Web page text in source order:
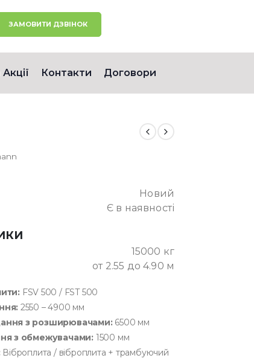
ЗАМОВИТИ ДЗВІНОК
Контакти Договори
Новий
Є в наявності
15000 кг
от 2.55 до 4.90 м
FSV 500 / FST 500
2550 – 4900 мм
з розширювачами:6500 мм
з обмежувачами:1500 мм
Віброплита / віброплита + трамбуючий